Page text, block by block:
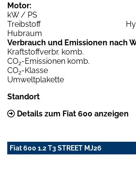
Motor:
kW / PS
Treibstoff
Hubraum
Verbrauch und Emissionen nach
Kraftstoffverbr. komb.
CO2-Emissionen komb.
CO2-Klasse
Umweltplakette
Standort
Details zum Fiat 600 anzeigen
Fiat 600 1.2 T3 STREET MJ26